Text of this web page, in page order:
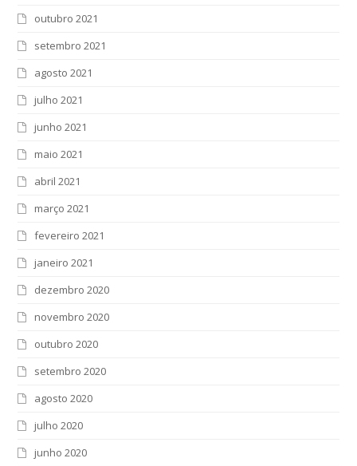
outubro 2021
setembro 2021
agosto 2021
julho 2021
junho 2021
maio 2021
abril 2021
março 2021
fevereiro 2021
janeiro 2021
dezembro 2020
novembro 2020
outubro 2020
setembro 2020
agosto 2020
julho 2020
junho 2020